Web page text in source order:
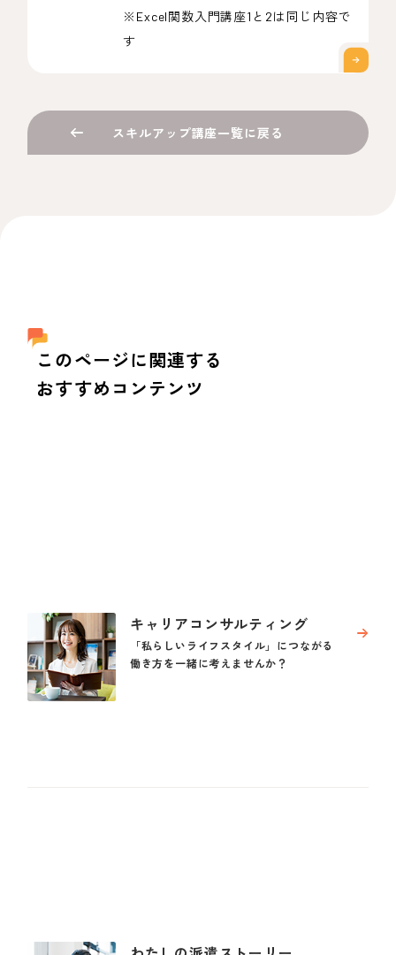
※Excel関数入門講座1と2は同じ内容で
す
スキルアップ講座一覧に戻る
このページに関連する
おすすめコンテンツ
キャリアコンサルティング
「私らしいライフスタイル」につながる
働き方を一緒に考えませんか？